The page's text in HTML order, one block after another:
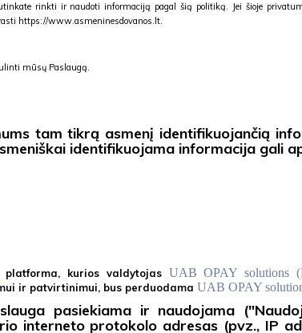
rinkti ir naudoti informaciją pagal šią politiką. Jei šioje
https://www.asmeninesdovanos.lt.
mūsų Paslaugą.
tam tikrą asmenį identifikuojančią
identifikuojama informacija gali
platforma, kurios valdytojas UAB OPAY solutions (
ir patvirtinimui, bus perduodama UAB OPAY
pasiekiama ir naudojama
interneto protokolo adresas (pvz., IP